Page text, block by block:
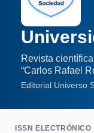
Revista
“Carlos Rafael
Editorial Universo
ISSN ELECTRÓNICO